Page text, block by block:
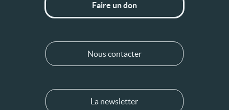
Faire un don
Nous contacter
La newsletter